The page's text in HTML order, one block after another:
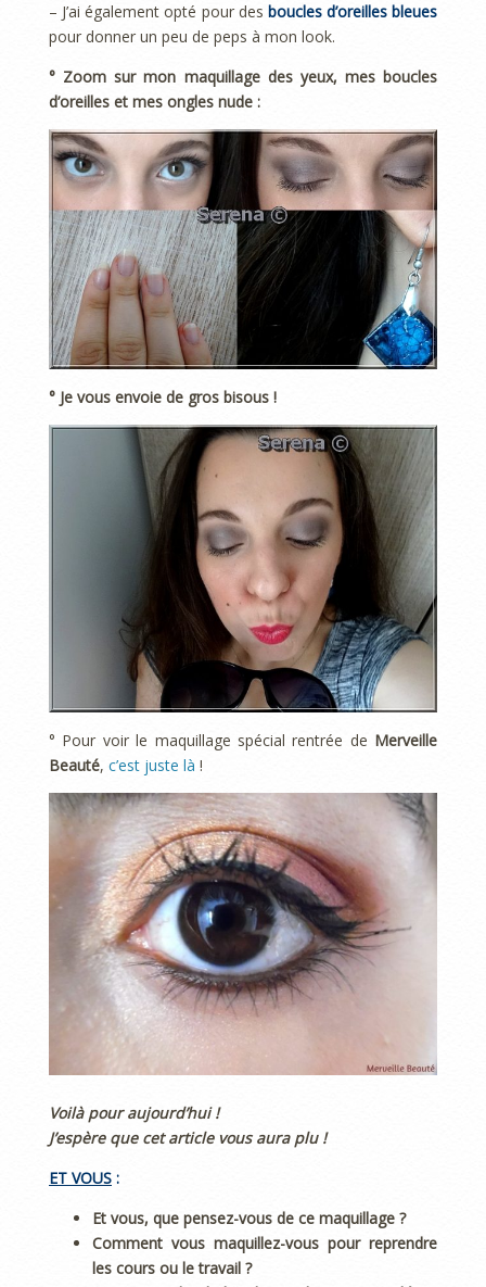
– J’ai également opté pour des boucles d’oreilles bleues
pour donner un peu de peps à mon look.
° Zoom sur mon maquillage des yeux, mes boucles
d’oreilles et mes ongles nude :
° Je vous envoie de gros bisous !
° Pour voir le maquillage spécial rentrée de Merveille
Beauté, c’est juste là !
Voilà pour aujourd’hui !
J’espère que cet article vous aura plu !
ET VOUS :
Et vous, que pensez-vous de ce maquillage ?
Comment vous maquillez-vous pour reprendre
les cours ou le travail ?